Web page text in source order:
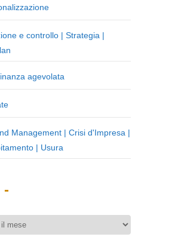
e controllo | Strategia |
agevolata
Management | Crisi d'Impresa |
| Usura